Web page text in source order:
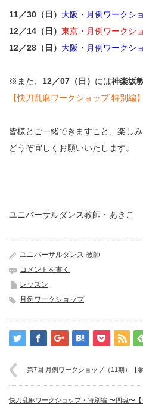
11／30（日） 大阪・月例ワークシ
12／14（日） 東京・月例ワークシ
12／28（日） 大阪・月例ワークシ
※また、 12／07（日） には神楽坂
【快刀乱麻ワークショップ 特別編】
皆様とご一緒できますこと、楽しみ
どうぞ宜しくお願いいたします。
ユニバーサルダンス教師・あきこ
ユニバーサルダンス 教師
コメントを書く
レッスン
月例ワークショップ
第7回 月例ワークショップ（11期）【
快刀乱麻ワークショップ・特別編 〜四魂〜【